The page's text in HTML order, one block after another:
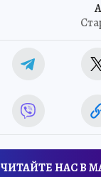
ЧИТАЙТЕ НАС В